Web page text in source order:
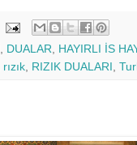
, DUALAR, HAYIRLI İS
rızık, RIZIK DUALARI,